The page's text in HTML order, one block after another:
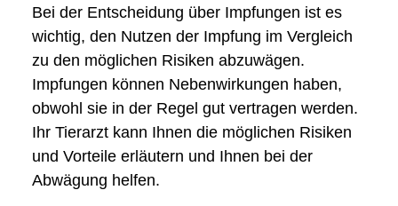
Bei der Entscheidung über Impfungen ist es
wichtig, den Nutzen der Impfung im Vergleich
zu den möglichen Risiken abzuwägen.
Impfungen können Nebenwirkungen haben,
obwohl sie in der Regel gut vertragen werden.
Ihr Tierarzt kann Ihnen die möglichen Risiken
und Vorteile erläutern und Ihnen bei der
Abwägung helfen.